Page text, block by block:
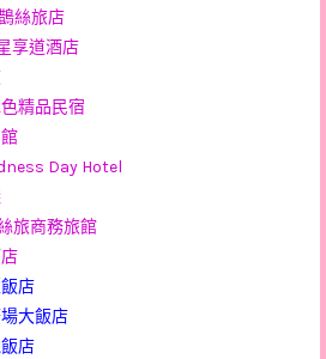
絲旅店
享道酒店
精品民宿
Day Hotel
旅商務旅館
店
大飯店
店